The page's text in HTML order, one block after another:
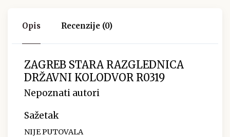
Opis Recenzije (0)
ZAGREB STARA RAZGLEDNICA
DRŽAVNI KOLODVOR R0319
Nepoznati autori
Sažetak
NIJE PUTOVALA